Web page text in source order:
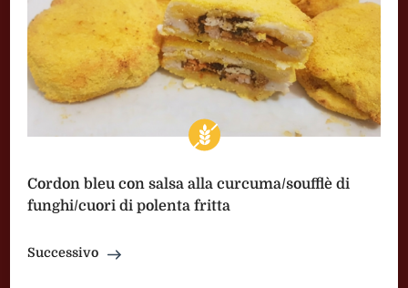
Cordon bleu con salsa alla curcuma/soufflè di
funghi/cuori di polenta fritta
Successivo